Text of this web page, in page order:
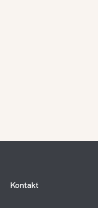
Kontakt